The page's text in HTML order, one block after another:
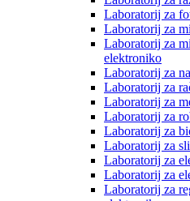
Laboratorij za
Laboratorij za
Laboratorij za
elektroniko
Laboratorij za
Laboratorij za
Laboratorij za
Laboratorij za
Laboratorij za
Laboratorij za
Laboratorij za
Laboratorij za
Laboratorij za